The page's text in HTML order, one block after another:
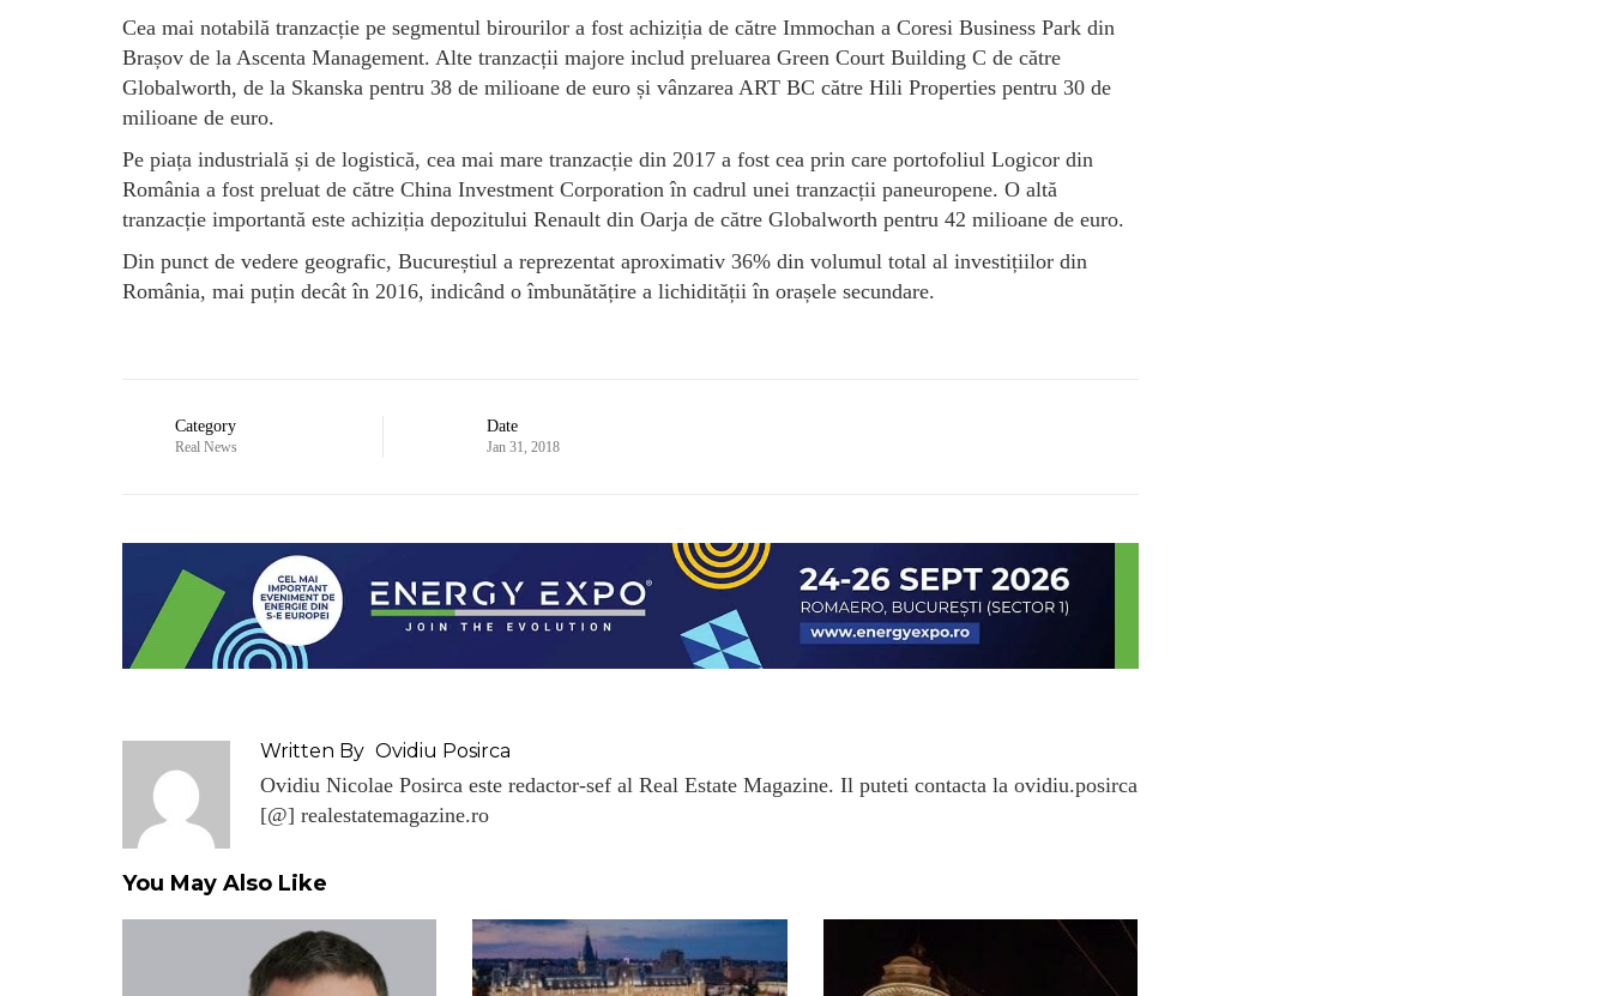
Cea mai notabilă tranzacție pe segmentul birourilor a fost achiziția de către Immochan a Coresi Business Park din
Brașov de la Ascenta Management. Alte tranzacții majore includ preluarea Green Court Building C de către
Globalworth, de la Skanska pentru 38 de milioane de euro și vânzarea ART BC către Hili Properties pentru 30 de
milioane de euro.
Pe piața industrială și de logistică, cea mai mare tranzacție din 2017 a fost cea prin care portofoliul Logicor din
România a fost preluat de către China Investment Corporation în cadrul unei tranzacții paneuropene. O altă
tranzacție importantă este achiziția depozitului Renault din Oarja de către Globalworth pentru 42 milioane de euro.
Din punct de vedere geografic, Bucureștiul a reprezentat aproximativ 36% din volumul total al investițiilor din
România, mai puțin decât în 2016, indicând o îmbunătățire a lichidității în orașele secundare.
Category
Real News
Date
Jan 31, 2018
Written By Ovidiu Posirca
Ovidiu Nicolae Posirca este redactor-sef al Real Estate Magazine. Il puteti contacta la ovidiu.posirca
[@] realestatemagazine.ro
You May Also Like